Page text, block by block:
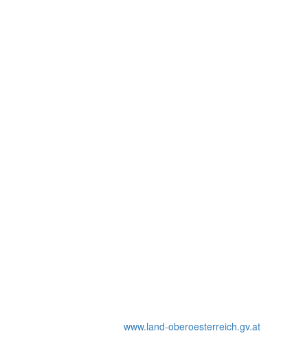
www.land-oberoesterreich.gv.at